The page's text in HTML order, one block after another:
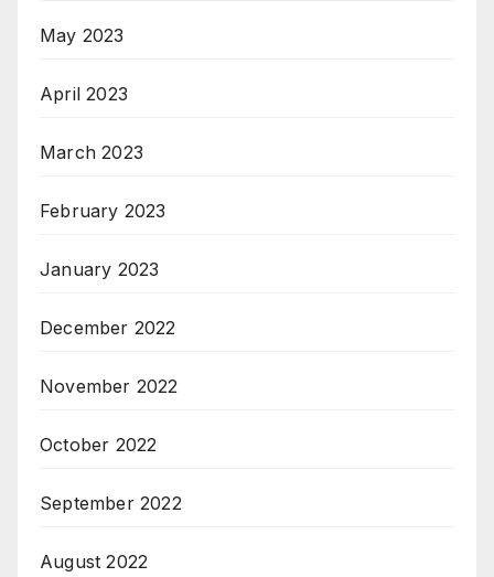
May 2023
April 2023
March 2023
February 2023
January 2023
December 2022
November 2022
October 2022
September 2022
August 2022